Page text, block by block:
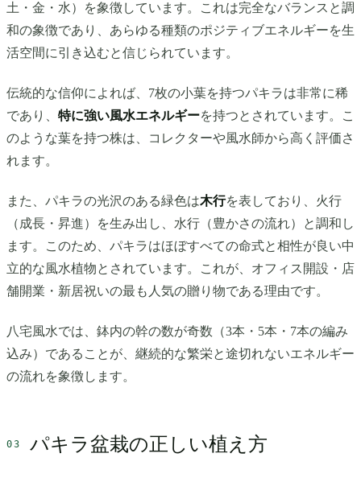
土・金・水）を象徴しています。これは完全なバランスと調
和の象徴であり、あらゆる種類のポジティブエネルギーを生
活空間に引き込むと信じられています。
伝統的な信仰によれば、7枚の小葉を持つパキラは非常に稀
であり、 特に強い風水エネルギーを持つとされています。こ
のような葉を持つ株は、コレクターや風水師から高く評価さ
れます。
また、パキラの光沢のある緑色は木行を表しており、火行
（成長・昇進）を生み出し、水行（豊かさの流れ）と調和し
ます。このため、パキラはほぼすべての命式と相性が良い中
立的な風水植物とされています。これが、オフィス開設・店
舗開業・新居祝いの最も人気の贈り物である理由です。
八宅風水では、鉢内の幹の数が奇数（3本・5本・7本の編み
込み）であることが、継続的な繁栄と途切れないエネルギー
の流れを象徴します。
パキラ盆栽の正しい植え方